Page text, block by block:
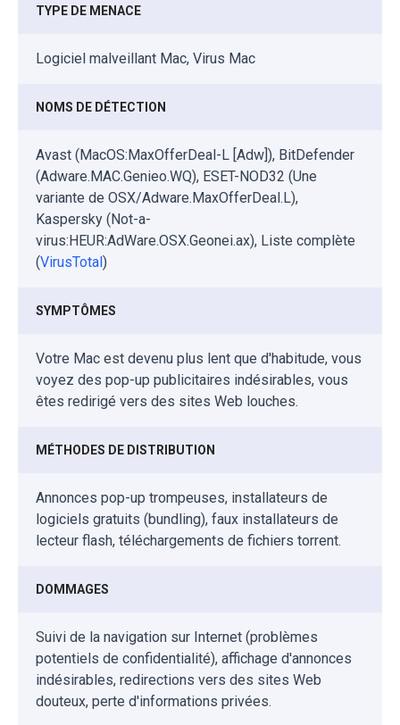
TYPE DE MENACE
Logiciel malveillant Mac, Virus Mac
NOMS DE DÉTECTION
Avast (MacOS:MaxOfferDeal-L [Adw]), BitDefender
(Adware.MAC.Genieo.WQ), ESET-NOD32 (Une
variante de OSX/Adware.MaxOfferDeal.L),
Kaspersky (Not-a-
virus:HEUR:AdWare.OSX.Geonei.ax), Liste complète
(VirusTotal)
SYMPTÔMES
Votre Mac est devenu plus lent que d'habitude, vous
voyez des pop-up publicitaires indésirables, vous
êtes redirigé vers des sites Web louches.
MÉTHODES DE DISTRIBUTION
Annonces pop-up trompeuses, installateurs de
logiciels gratuits (bundling), faux installateurs de
lecteur flash, téléchargements de fichiers torrent.
DOMMAGES
Suivi de la navigation sur Internet (problèmes
potentiels de confidentialité), affichage d'annonces
indésirables, redirections vers des sites Web
douteux, perte d'informations privées.